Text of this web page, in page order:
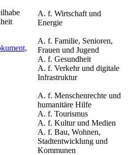
A. f. Wirtschaft und
Energie
A. f. Familie, Senioren,
Frauen und Jugend
A. f. Gesundheit
A. f. Verkehr und digitale
Infrastruktur
A. f. Menschenrechte und
humanitäre Hilfe
A. f. Tourismus
A. f. Kultur und Medien
A. f. Bau, Wohnen,
Stadtentwicklung und
Kommunen